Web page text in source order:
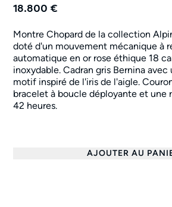
18.800 €
Montre Chopard de la collection
doté d'un mouvement mécanique à
automatique en or rose éthique 18
inoxydable. Cadran gris Bernina
motif inspiré de l'iris de l'aigle.
bracelet à boucle déployante et une
42 heures.
AJOUTER AU